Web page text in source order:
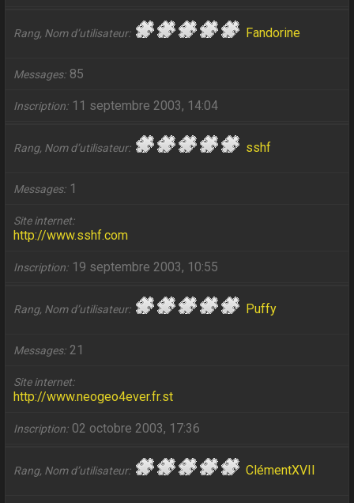
Rang, Nom d’utilisateur Fandorine
Messages 85
Inscription 11 septembre 2003, 14:04
Rang, Nom d’utilisateur sshf
Messages 1
Site internet
http://www.sshf.com
Inscription 19 septembre 2003, 10:55
Rang, Nom d’utilisateur Puffy
Messages 21
Site internet
http://www.neogeo4ever.fr.st
Inscription 02 octobre 2003, 17:36
Rang, Nom d’utilisateur ClémentXVII